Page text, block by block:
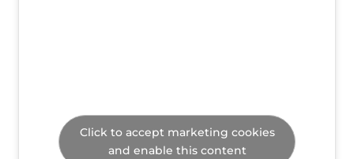
Click to accept marketing cookies
and enable this content